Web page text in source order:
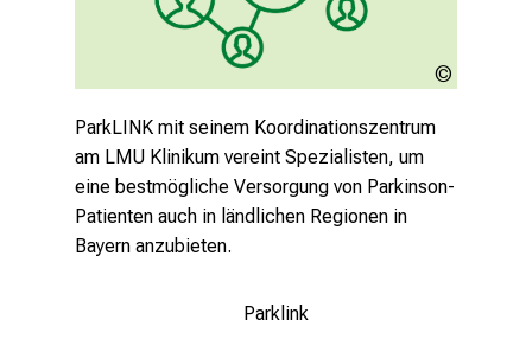
23.1.2024
In der Zeitschrift „Lancet Neurology“
Forschungsbereich eine biologisch-
basierte, dreiteilige Klassifikation für die
Parkinson-Krankheit vor, um kausale
Therapien besser entwickeln zu können.
ParkLINK mit seinem Koordinationszentrum
am LMU Klinikum vereint Spezialisten, um
eine bestmögliche Versorgung von Parkinson-
Patienten auch in ländlichen Regionen in
Bayern anzubieten.
Parklink